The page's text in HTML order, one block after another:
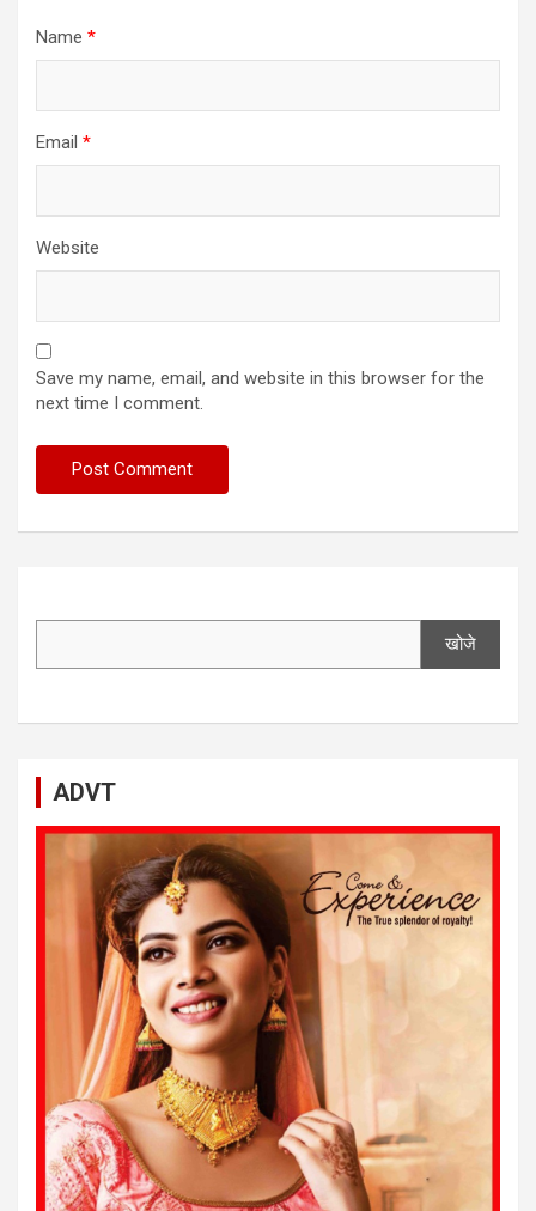
Name *
Email *
Website
Save my name, email, and website in this browser for the
next time I comment.
खोजे
ADVT